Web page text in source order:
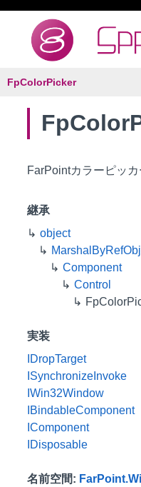
FpColorPicker
FarPointカラーピッ
継承
object
Component
Control
実装
IDropTarget
ISynchronizeInvoke
IWin32Window
IBindableComponent
IComponent
IDisposable
名前空間: